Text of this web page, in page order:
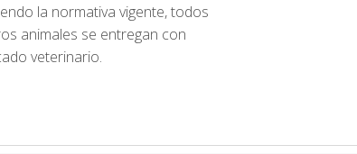
la normativa vigente, todos
animales se entregan con
veterinario.